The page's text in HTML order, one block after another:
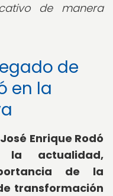
de manera
de
en la
Enrique Rodó
la actualidad,
de la
transformación